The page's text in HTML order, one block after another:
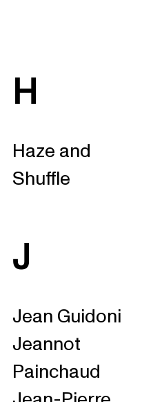
H
Haze and
Shuffle
J
Jean Guidoni
Jeannot
Painchaud